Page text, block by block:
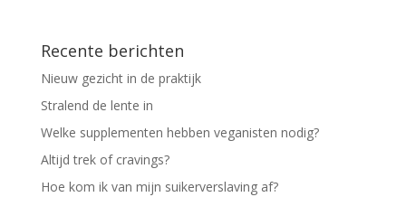
Recente berichten
Nieuw gezicht in de praktijk
Stralend de lente in
Welke supplementen hebben veganisten nodig?
Altijd trek of cravings?
Hoe kom ik van mijn suikerverslaving af?